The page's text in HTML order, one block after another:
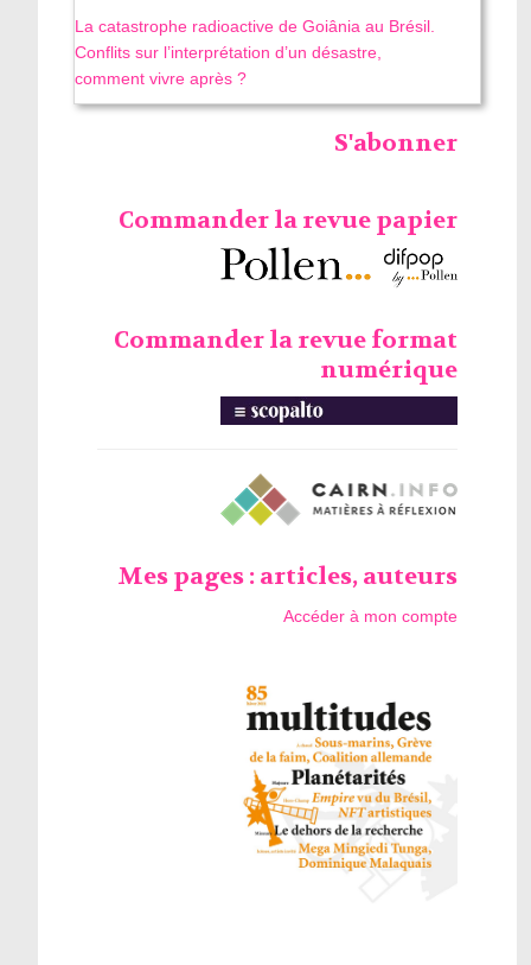
La catastrophe radioactive de Goiânia au Brésil.
Conflits sur l’interprétation d’un désastre,
comment vivre après ?
S'abonner
Commander la revue papier
Commander la revue format
numérique
Mes pages : articles, auteurs
Accéder à mon compte